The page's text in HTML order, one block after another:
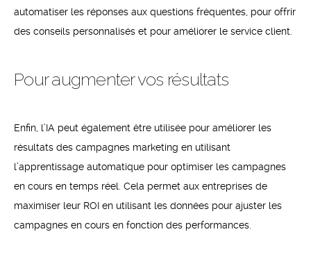
automatiser les réponses aux questions fréquentes, pour offrir
des conseils personnalisés et pour améliorer le service client.
Pour augmenter vos résultats
Enfin, l’IA peut également être utilisée pour améliorer les
résultats des campagnes marketing en utilisant
l’apprentissage automatique pour optimiser les campagnes
en cours en temps réel. Cela permet aux entreprises de
maximiser leur ROI en utilisant les données pour ajuster les
campagnes en cours en fonction des performances.